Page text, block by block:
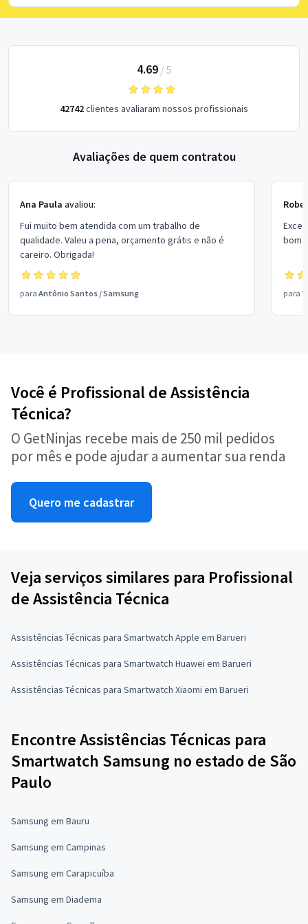
4.69/ 5
42742clientes avaliaram nossos profissionais
Avaliações de quem contratou
Ana Paula avaliou:
Fui muito bem atendida com um trabalho de
qualidade. Valeu a pena, orçamento grátis e não é
careiro. Obrigada!
para Antônio Santos /Samsung
bom
para
Você é Profissional de Assistência
Técnica?
O GetNinjas recebe mais de 250 mil pedidos
por mês e pode ajudar a aumentar sua renda
Quero me cadastrar
Veja serviços similares para Profissional
de Assistência Técnica
Assistências Técnicas para Smartwatch Apple em Barueri
Assistências Técnicas para Smartwatch Huawei em Barueri
Assistências Técnicas para Smartwatch Xiaomi em Barueri
Encontre Assistências Técnicas para
Smartwatch Samsung no estado de São
Paulo
Samsung em Bauru
Samsung em Campinas
Samsung em Carapicuíba
Samsung em Diadema